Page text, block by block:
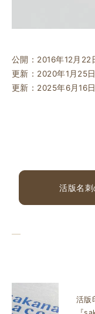
公開：2016年12月22
更新：2020年1月25日
更新：2025年6月16日
活版名
活版